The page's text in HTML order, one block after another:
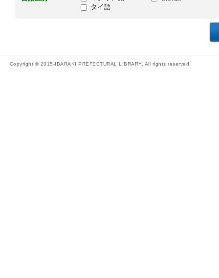
タイ語
Copyright © 2015-IBARAKI PREFECTURAL LIBRARY. All rights reserved.